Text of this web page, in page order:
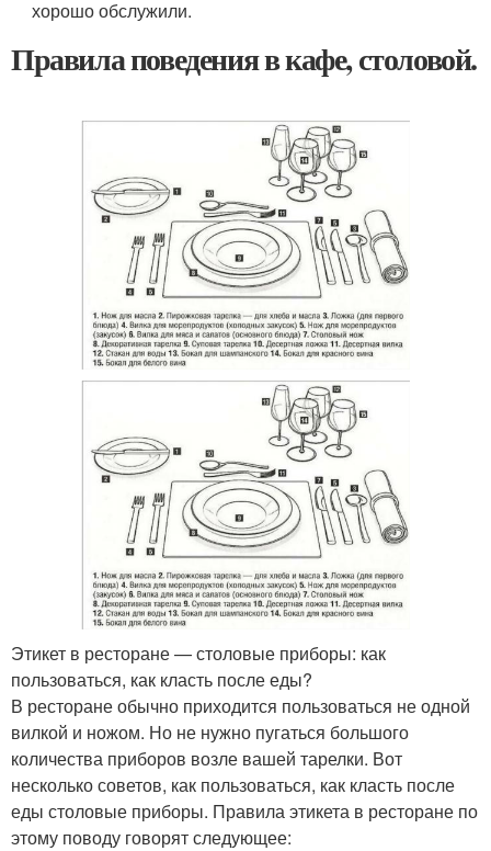
хорошо обслужили.
Правила поведения в кафе, столовой.
Этикет в ресторане — столовые приборы: как
пользоваться, как класть после еды?
В ресторане обычно приходится пользоваться не одной
вилкой и ножом. Но не нужно пугаться большого
количества приборов возле вашей тарелки. Вот
несколько советов, как пользоваться, как класть после
еды столовые приборы. Правила этикета в ресторане по
этому поводу говорят следующее: